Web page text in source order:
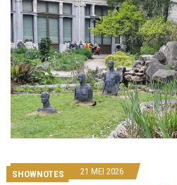
SHOWNOTES 21 MEI 2026